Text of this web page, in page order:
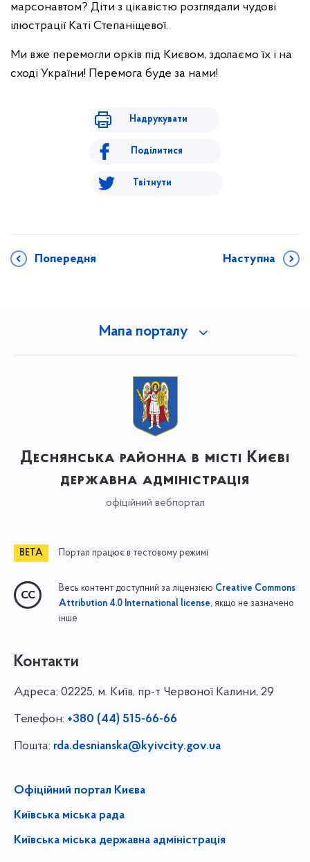
марсонавтом? Діти з цікавістю розглядали чудові
ілюстрації Каті Степаніщевої.
Ми вже перемогли орків під Києвом, здолаємо їх і на
сході України! Перемога буде за нами!
Надрукувати
Поділитися
Твітнути
Попередня Наступна
Мапа порталу
Деснянська районна в місті Києві
державна адміністрація
офіційний вебпортал
Портал працює в тестовому режимі
Весь контент доступний за ліцензією Creative Commons
Attribution 4.0 International license, якщо не зазначено
інше
Контакти
Адреса: 02225, м. Київ, пр-т Червоної Калини, 29
Телефон: +380 (44) 515-66-66
Пошта: rda.desnianska@kyivcity.gov.ua
Офіційний портал Києва
Київська міська рада
Київська міська державна адміністрація